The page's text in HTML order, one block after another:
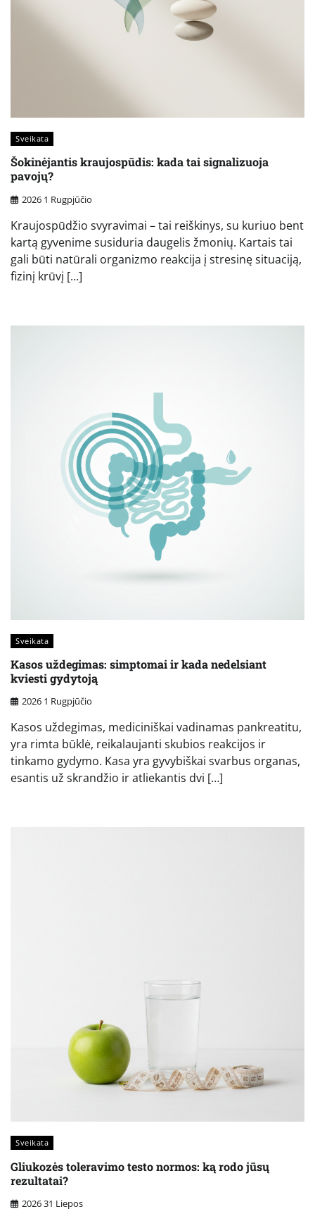
Sveikata
Šokinėjantis kraujospūdis: kada tai signalizuoja
pavojų?
2026 1 Rugpjūčio
Kraujospūdžio svyravimai – tai reiškinys, su kuriuo bent
kartą gyvenime susiduria daugelis žmonių. Kartais tai
gali būti natūrali organizmo reakcija į stresinę situaciją,
fizinį krūvį […]
Sveikata
Kasos uždegimas: simptomai ir kada nedelsiant
kviesti gydytoją
2026 1 Rugpjūčio
Kasos uždegimas, mediciniškai vadinamas pankreatitu,
yra rimta būklė, reikalaujanti skubios reakcijos ir
tinkamo gydymo. Kasa yra gyvybiškai svarbus organas,
esantis už skrandžio ir atliekantis dvi […]
Sveikata
Gliukozės toleravimo testo normos: ką rodo jūsų
rezultatai?
2026 31 Liepos